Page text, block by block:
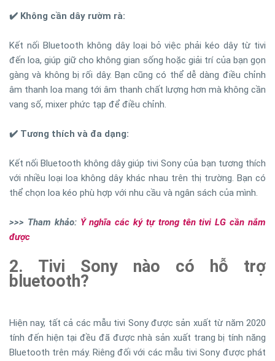
✔️ Không cần dây rườm rà:
Kết nối Bluetooth không dây loại bỏ việc phải kéo dây từ tivi
đến loa, giúp giữ cho không gian sống hoặc giải trí của bạn gọn
gàng và không bị rối dây. Bạn cũng có thể dễ dàng điều chỉnh
âm thanh loa mang tới âm thanh chất lượng hơn mà không cần
vang số, mixer phức tạp để điều chỉnh.
✔️ Tương thích và đa dạng:
Kết nối Bluetooth không dây giúp tivi Sony của bạn tương thích
với nhiều loại loa không dây khác nhau trên thị trường. Bạn có
thể chọn loa kéo phù hợp với nhu cầu và ngân sách của mình.
>>> Tham khảo: Ý nghĩa các ký tự trong tên tivi LG cần nắm
được
2. Tivi Sony nào có hỗ trợ
bluetooth?
Hiện nay, tất cả các mẫu tivi Sony được sản xuất từ năm 2020
tính đến hiện tại đều đã được nhà sản xuất trang bị tính năng
Bluetooth trên máy. Riêng đối với các mẫu tivi Sony được phát